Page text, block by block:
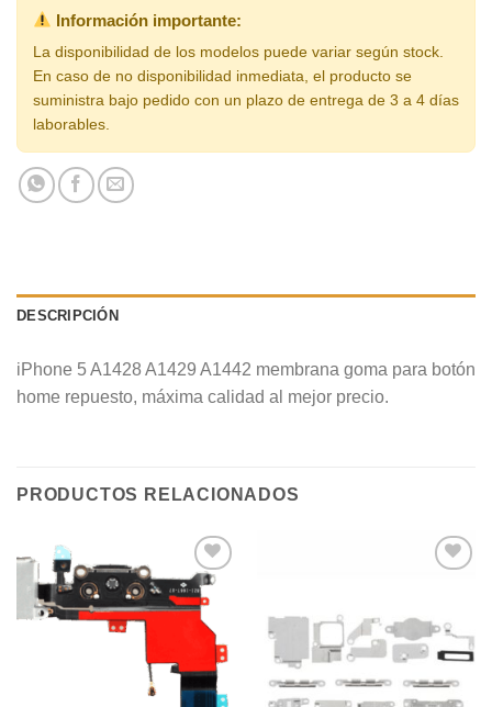
Información importante:
La disponibilidad de los modelos puede variar según stock.
En caso de no disponibilidad inmediata, el producto se
suministra bajo pedido con un plazo de entrega de 3 a 4 días
laborables.
DESCRIPCIÓN
iPhone 5 A1428 A1429 A1442 membrana goma para botón
home repuesto, máxima calidad al mejor precio.
PRODUCTOS RELACIONADOS
Añadir
a la
lista de
deseos
deseos